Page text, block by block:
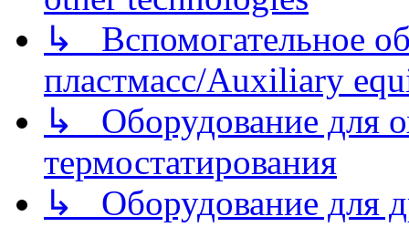
↳ Вспомогательное
пластмасс/Auxiliary
↳ Оборудование для
термостатирования
↳ Оборудование для